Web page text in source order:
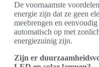
De voornaamste
energie zijn dat ze geen
meebrengen en
automatisch op met
energiezuinig zijn.
Zijn er